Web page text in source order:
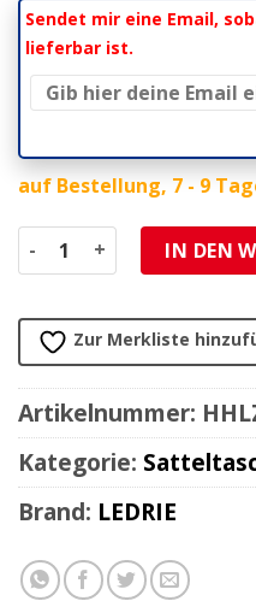
Sendet mir eine Email,
lieferbar ist.
auf Bestellung, 7 - 9
Satteltasche HH (Paar)
IN DEN
Zur Merkliste
Artikelnummer:
Kategorie:
Brand: LEDRIE